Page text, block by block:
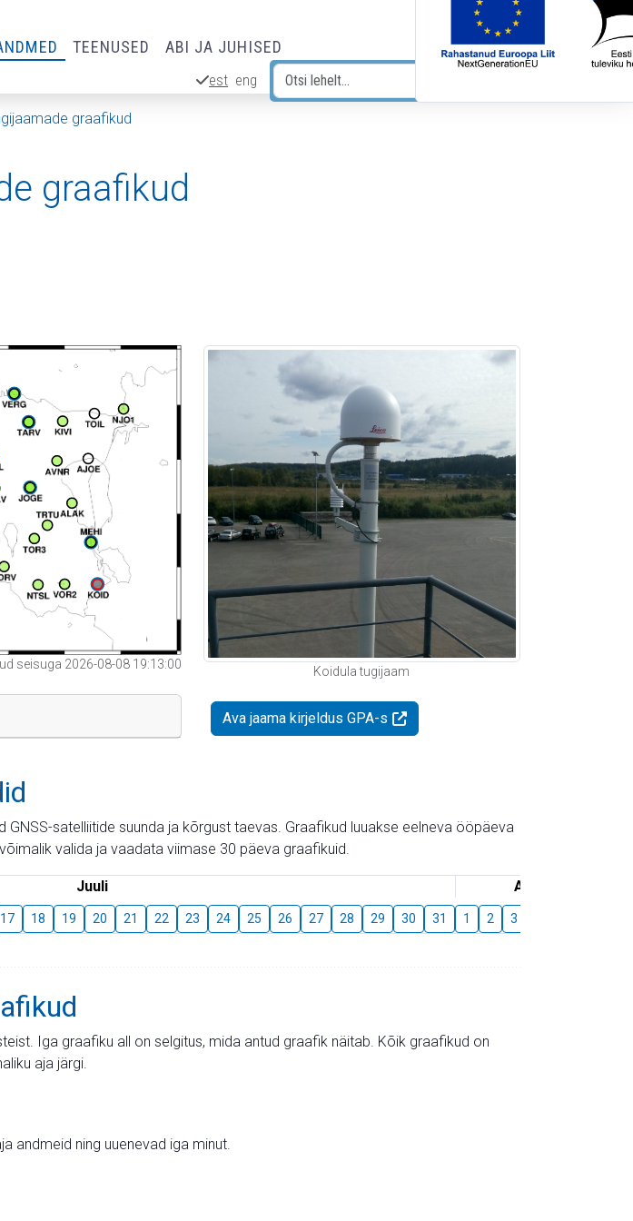
TEENUSED ABI JA JUHISED
est eng
graafikud
graafikud
seisuga 2026-08-08 19:13:00
Koidula tugijaam
Ava jaama kirjeldus GPA-s
satelliitide suunda ja kõrgust taevas. Graafikud luuakse eelneva ööpäeva
valida ja vaadata viimase 30 päeva graafikuid.
Juuli August
17 18 19 20 21 22 23 24 25 26 27 28 29 30 31 1 2 3
Iga graafiku all on selgitus, mida antud graafik näitab. Kõik graafikud on
aja järgi.
andmeid ning uuenevad iga minut.